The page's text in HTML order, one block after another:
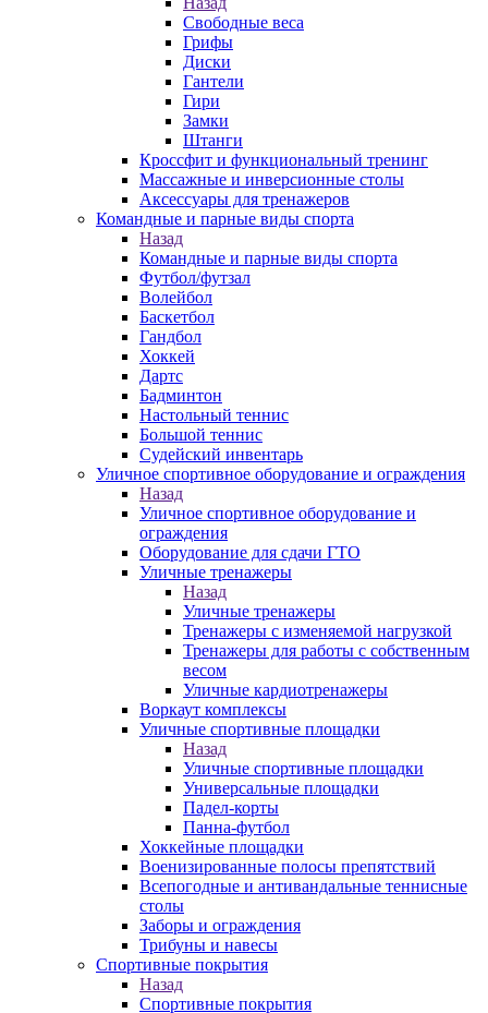
Свободные веса
Грифы
Диски
Гантели
Гири
Замки
Штанги
Кроссфит и функциональный тренинг
Массажные и инверсионные столы
Аксессуары для тренажеров
Командные и парные виды спорта
Назад
Командные и парные виды спорта
Футбол/футзал
Волейбол
Баскетбол
Гандбол
Хоккей
Дартс
Бадминтон
Настольный теннис
Большой теннис
Судейский инвентарь
Уличное спортивное оборудование и ограждения
Назад
Уличное спортивное оборудование и
ограждения
Оборудование для сдачи ГТО
Уличные тренажеры
Назад
Уличные тренажеры
Тренажеры с изменяемой нагрузкой
Тренажеры для работы с собственным
весом
Уличные кардиотренажеры
Воркаут комплексы
Уличные спортивные площадки
Назад
Уличные спортивные площадки
Универсальные площадки
Падел-корты
Панна-футбол
Хоккейные площадки
Военизированные полосы препятствий
Всепогодные и антивандальные теннисные
столы
Заборы и ограждения
Трибуны и навесы
Спортивные покрытия
Назад
Спортивные покрытия